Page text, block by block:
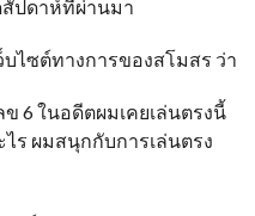
สัปดาห์ที่ผ่านมา
ไซต์ทางการของสโมสร ว่า
6 ในอดีตผมเคยเล่นตรงนี้
ร ผมสนุกกับการเล่นตรง